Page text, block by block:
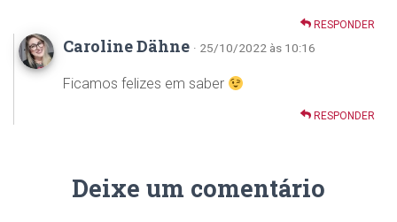
RESPONDER
Caroline Dähne · 25/10/2022 às 10:16
Ficamos felizes em saber
RESPONDER
Deixe um comentário